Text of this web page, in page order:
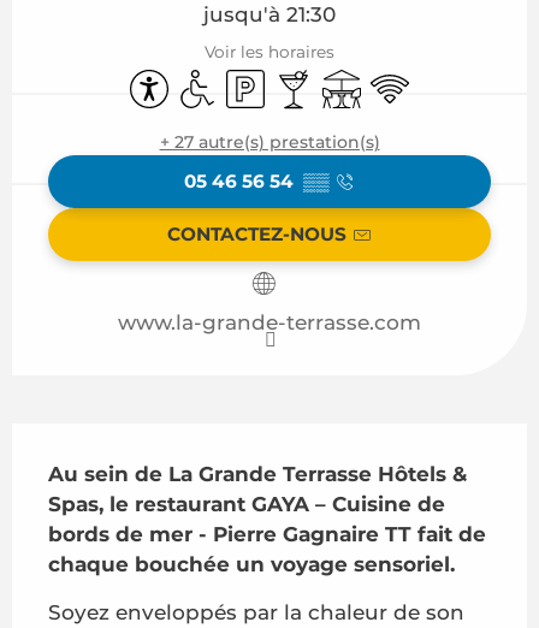
jusqu'à 21:30
Voir les horaires
Accessibilité
Accès handicapés
ParkingBar / Buvette
Terrasse
WiFi
+ 27 autre(s) prestation(s)
05 46 56 54 ▒▒
CONTACTEZ-NOUS
www.la-grande-terrasse.com
Au sein de La Grande Terrasse Hôtels &
Spas, le restaurant GAYA – Cuisine de
bords de mer - Pierre Gagnaire TT fait de
chaque bouchée un voyage sensoriel.
Soyez enveloppés par la chaleur de son